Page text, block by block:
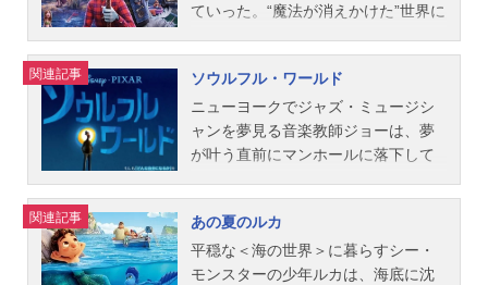
ン...
アン・フィー製作：ケヴィン・レハ
ン製作総指揮：ジョン・ラセター脚
本：キール・マレー、ボブ・ピータ
ーソン、マイク・リッチ音楽：ラン
ディ・ニューマンプロダクション・
デ...
ん：横山だいすけパパ・フリオ：多
木睦事務官：チョー広場のマリアッ
チ／グスタヴォ：坂口候一ママ・コ
コ：大方斐紗子フリーダ・カーロ：
渡辺直美スタッフ監督：リー・アン
クリッチ共同監督：エイドリアン・
ソン製作総指揮：ジョン・ラセター
脚本：エイドリアン・モリーナ、マ
シュー・アルドリッチ音楽：マイケ
ル・ジアッキーノ楽曲：クリ...
ベンチャーが誕生した!作品名インク
場版アニメスケジュール2018年8月1
日（水）キャストボブ／Mr.インクレ
ディブル：三浦友和ヘレン／イラス
ティガール：黒木瞳ヴァイオレッ
ト：綾瀬はるかダッシュ：山崎智史
シールウィンストン・ディヴァー：
木下浩之イヴリン・ディヴァー：加
藤有生子フロゾン：斎藤志郎ヴォイ
ド：小島瑠璃子エドナ・モード：後
一度も愛されたことのないおもちゃ
出会い、そしてスリルあふれる冒険
だった。ウッディが目にする新たな
世界とは？ウッディやバズら仲間た
ちの新たな旅立ちと冒険を描く「ト
イ・ストーリー」史上最大の感動ア
リー4放送形態劇場版アニメシリーズ
トイ・ストーリーシリーズスケジュ
ール2019年7月12日（金）キャスト
ウッディ：唐沢寿明バズ：所ジョー
ていった。“魔法が消えかけた”世界に
持てず、何をやっても上手くいかな
いことばかり。そんな彼の叶わぬ願
いは、彼が生まれる前に亡くなった
父に会う事。16歳の誕生日プレゼン
トに、父が母に託した魔法の杖を贈
手紙に記されていたのは＜父を24時
間だけ蘇らせる魔法＞──だが魔法に
失敗して“半分”の足だけの姿で父を復
活させてしまう──。魔法オタクで陽
関連記事
ソウルフル・ワールド
ニューヨークでジャズ・ミュージシ
ャンを夢見る音楽教師ジョーは、夢
が叶う直前にマンホールに落下して
ウル＜魂＞たちが地上に生まれる前
に「どんな自分になるか」を決める
世界だった！そこでジョーが出会っ
たのは、やりたいことを見つけられ
関連記事
あの夏のルカ
平穏な＜海の世界＞に暮らすシー・
モンスターの少年ルカは、海底に沈